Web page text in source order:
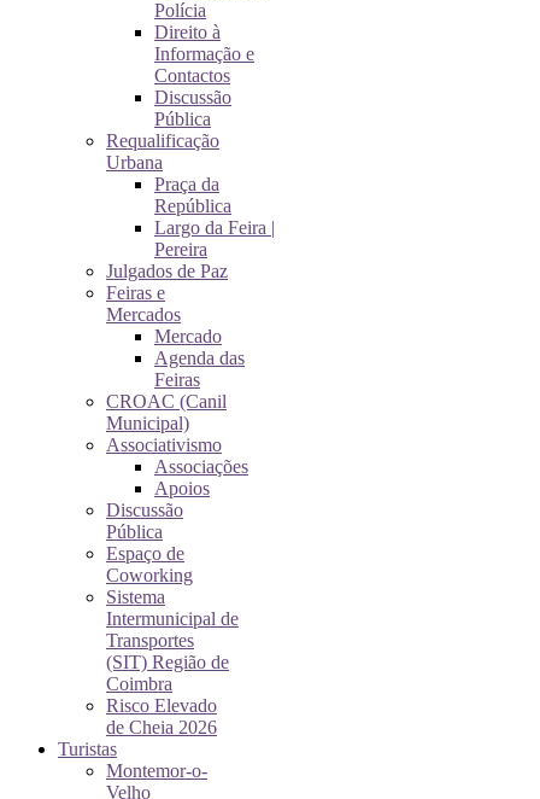
Polícia
Direito à
Informação e
Contactos
Discussão
Pública
Requalificação
Urbana
Praça da
República
Largo da Feira |
Pereira
Julgados de Paz
Feiras e
Mercados
Mercado
Agenda das
Feiras
CROAC (Canil
Municipal)
Associativismo
Associações
Apoios
Discussão
Pública
Espaço de
Coworking
Sistema
Intermunicipal de
Transportes
(SIT) Região de
Coimbra
Risco Elevado
de Cheia 2026
Turistas
Montemor-o-
Velho